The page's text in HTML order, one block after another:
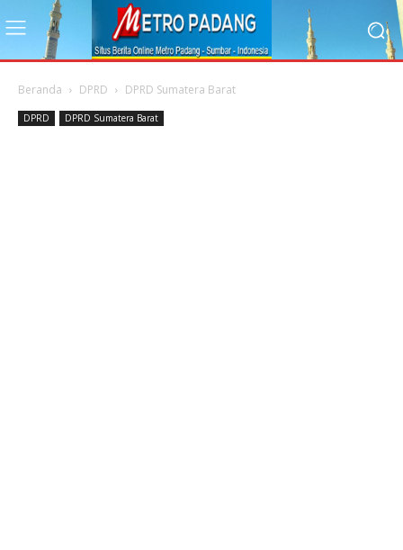
Beranda DPRD DPRD Sumatera Barat
DPRD DPRD Sumatera Barat